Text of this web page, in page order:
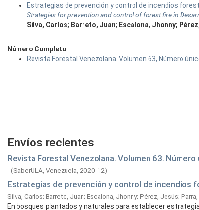
Estrategias de prevención y control de incendios
Strategies for prevention and control of forest fire in
Silva, Carlos; Barreto, Juan; Escalona, Jhonny;
Número Completo
Revista Forestal Venezolana. Volumen 63, Número
Envíos recientes
Revista Forestal Venezolana. Volumen 63. Número
-(SaberULA, Venezuela, 2020-12)
Estrategias de prevención y control de incendios
Silva, Carlos; Barreto, Juan; Escalona, Jhonny; Pérez, Jesús;
En bosques plantados y naturales para establecer